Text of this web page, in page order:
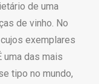
de uma
de vinho. No
exemplares
uma das mais
tipo no mundo,